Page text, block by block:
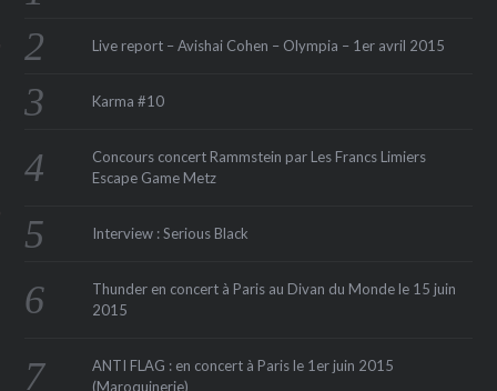
SOCIAUX
Live report – Avishai Cohen – Olympia – 1er avril 2015
Karma #10
Concours concert Rammstein par Les Francs Limiers
Escape Game Metz
Interview : Serious Black
Thunder en concert à Paris au Divan du Monde le 15 juin
2015
ANTI FLAG : en concert à Paris le 1er juin 2015
(Maroquinerie‏)